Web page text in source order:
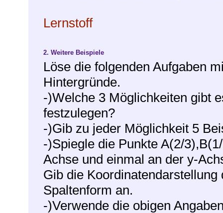
Lernstoff
2. Weitere Beispiele
Löse die folgenden Aufgaben
Hintergründe.
-)Welche 3 Möglichkeiten gibt
festzulegen?
-)Gib zu jeder Möglichkeit 5
-)Spiegle die Punkte A(2/
Achse und einmal an der y-
Gib die
Spaltenform an.
-)Verwende die obigen